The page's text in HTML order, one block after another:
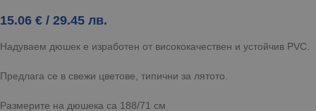
15.06 € / 29.45 лв.
Надуваем дюшек е изработен от висококачествен и устойчив PVC.
Предлага се в свежи цветове, типични за лятото.
Размерите на дюшека са 188/71 см